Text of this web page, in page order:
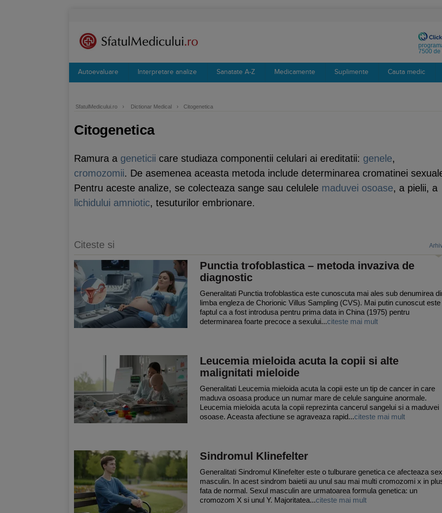
7500 de
Autoevaluare Interpretare analize Sanatate A-Z Medicamente Suplimente Cauta medic
SfatulMedicului.ro › Dictionar Medical › Citogenetica
Citogenetica
Ramura a geneticii care studiaza componentii celulari ai ereditatii: genele,
cromozomii. De asemenea aceasta metoda include determinarea cromatinei
Pentru aceste analize, se colecteaza sange sau celulele maduvei osoase, a pielii, a
lichidului amniotic, tesuturilor embrionare.
Citeste si
Punctia trofoblastica – metoda invaziva de
diagnostic
Generalitati Punctia trofoblastica este cunoscuta mai ales sub denumirea
limba engleza de Chorionic Villus Sampling (CVS). Mai putin cunoscut este
faptul ca a fost introdusa pentru prima data in China (1975) pentru
determinarea foarte precoce a sexului...citeste mai mult
Leucemia mieloida acuta la copii si alte
malignitati mieloide
Generalitati Leucemia mieloida acuta la copii este un tip de cancer in care
maduva osoasa produce un numar mare de celule sanguine anormale.
Leucemia mieloida acuta la copii reprezinta cancerul sangelui si a maduvei
osoase. Aceasta afectiune se agraveaza rapid...citeste mai mult
Sindromul Klinefelter
Generalitati Sindromul Klinefelter este o tulburare genetica ce afecteaza
masculin. In acest sindrom baietii au unul sau mai multi cromozomi x in
fata de normal. Sexul masculin are urmatoarea formula genetica: un
cromozom X si unul Y. Majoritatea...citeste mai mult